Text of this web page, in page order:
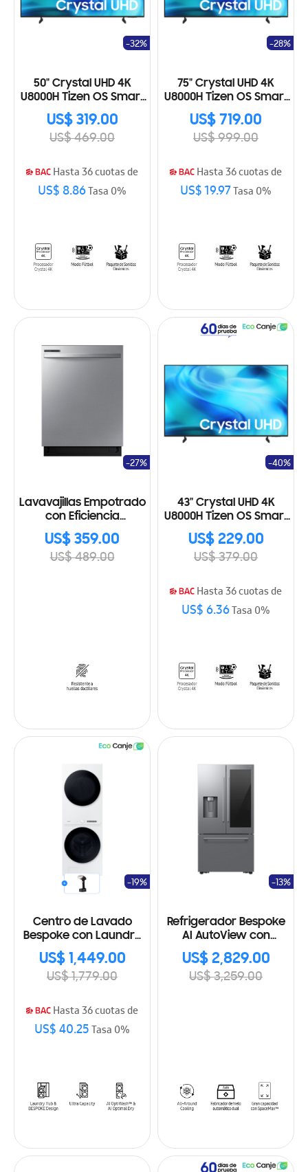
50" Crystal UHD 4K
U8000H Tizen OS Smart
TV (2026)
US$ 319.00
US$ 469.00
-32%
Hasta 36 cuotas de
US$ 8.86Tasa 0%
75" Crystal UHD 4K
U8000H Tizen OS Smart
TV (2026)
US$ 719.00
US$ 999.00
-28%
Hasta 36 cuotas de
US$ 19.97Tasa 0%
Lavavajillas Empotrado
con Eficiencia
Energética
US$ 359.00
US$ 489.00
-27%
43" Crystal UHD 4K
U8000H Tizen OS Smart
TV (2026)
US$ 229.00
US$ 379.00
-40%
Hasta 36 cuotas de
US$ 6.36Tasa 0%
Centro de Lavado
Bespoke con Laundry
Hub de gran
capacidad
WH46DBH100EWA3
US$ 1,449.00
US$ 1,779.00
-19%
Hasta 36 cuotas de
US$ 40.25Tasa 0%
Refrigerador Bespoke
AI AutoView con
dispensador de agua
externo 29' pies
cúbicos
US$ 2,829.00
US$ 3,259.00
-13%